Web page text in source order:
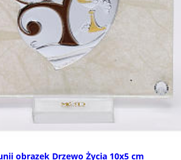
obrazek Drzewo Życia 10x5 cm